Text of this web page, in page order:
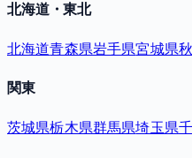
北海道・東北
北海道青森県岩手県宮城県
関東
茨城県栃木県群馬県埼玉県